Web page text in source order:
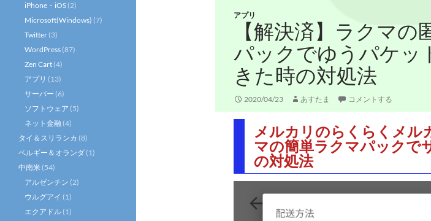
アプリ
【解決済】ラクマ
パックでゆうパケッ
きた時の対処法
2020/04/23 あすたま コメントする
メルカリのらくらくメル
マの簡単ラクマパックで
の対処法
iPhone・iOS (2)
Microsoft(Windows) (7)
Twitter (3)
WordPress (87)
Zen Cart (4)
アプリ (13)
サーバー (6)
ソフトウェア (5)
ネット金融 (4)
タイ＆スリランカ (8)
ベルギー＆オランダ (1)
中南米 (54)
アルゼンチン (2)
ウルグアイ (1)
エクアドル (1)